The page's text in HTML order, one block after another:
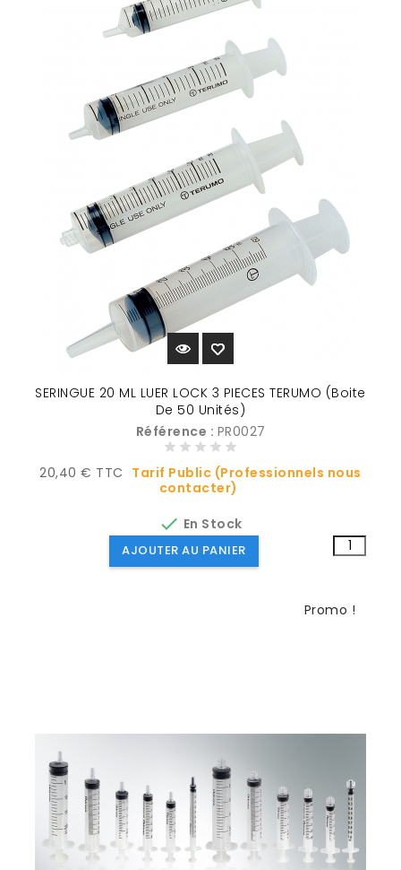
SERINGUE 20 ML LUER LOCK 3 PIECES TERUMO (Boite
De 50 Unités)
Référence : PR0027
Prix
20,40 € TTC Tarif Public (Professionnels nous
contacter)
 En Stock
AJOUTER AU PANIER
Promo !